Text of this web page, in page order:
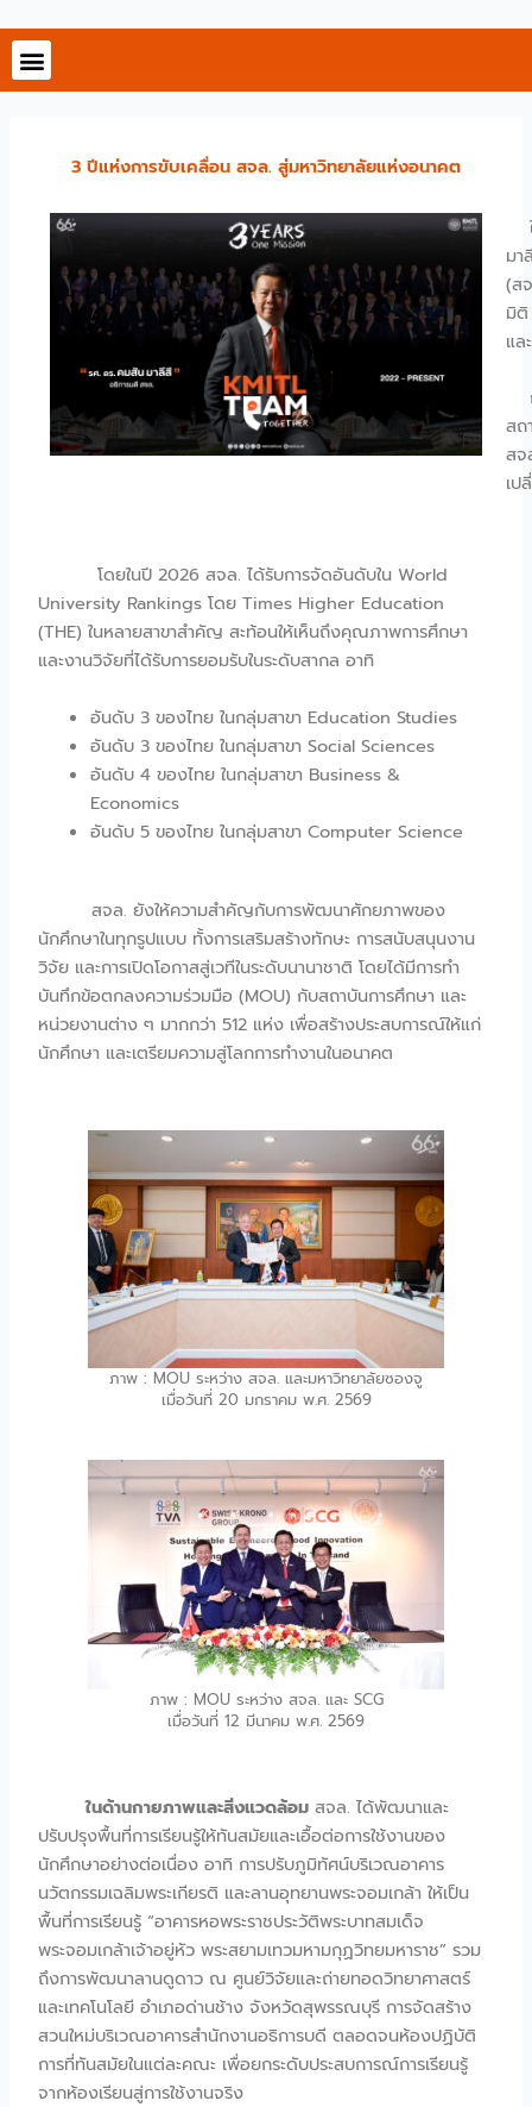
to
content
3 ปีแห่งการขับเคลื่อน สจล. สู่มหาวิทยาลัยแห่งอนาคต
มา
(ส
มิติ
แล
สถ
สจ
เป
โดยในปี 2026 สจล. ได้รับการจัดอันดับใน World
University Rankings โดย Times Higher Education
(THE) ในหลายสาขาสำคัญ สะท้อนให้เห็นถึงคุณภาพการศึกษา
และงานวิจัยที่ได้รับการยอมรับในระดับสากล อาทิ
อันดับ 3 ของไทย ในกลุ่มสาขา Education Studies
อันดับ 3 ของไทย ในกลุ่มสาขา Social Sciences
อันดับ 4 ของไทย ในกลุ่มสาขา Business &
Economics
อันดับ 5 ของไทย ในกลุ่มสาขา Computer Science
สจล. ยังให้ความสำคัญกับการพัฒนาศักยภาพของ
นักศึกษาในทุกรูปแบบ ทั้งการเสริมสร้างทักษะ การสนับสนุนงาน
วิจัย และการเปิดโอกาสสู่เวทีในระดับนานาชาติ โดยได้มีการทำ
บันทึกข้อตกลงความร่วมมือ (MOU) กับสถาบันการศึกษา และ
หน่วยงานต่าง ๆ มากกว่า 512 แห่ง เพื่อสร้างประสบการณ์ให้แก่
นักศึกษา และเตรียมความสู่โลกการทำงานในอนาคต
ภาพ : MOU ระหว่าง สจล. และมหาวิทยาลัยซองจู
เมื่อวันที่ 20 มกราคม พ.ศ. 2569
ภาพ : MOU ระหว่าง สจล. และ SCG
เมื่อวันที่ 12 มีนาคม พ.ศ. 2569
ในด้านกายภาพและสิ่งแวดล้อม สจล. ได้พัฒนาและ
ปรับปรุงพื้นที่การเรียนรู้ให้ทันสมัยและเอื้อต่อการใช้งานของ
นักศึกษาอย่างต่อเนื่อง อาทิ การปรับภูมิทัศน์บริเวณอาคาร
นวัตกรรมเฉลิมพระเกียรติ และลานอุทยานพระจอมเกล้า ให้เป็น
พื้นที่การเรียนรู้ “อาคารหอพระราชประวัติพระบาทสมเด็จ
พระจอมเกล้าเจ้าอยู่หัว พระสยามเทวมหามกุฏวิทยมหาราช” รวม
ถึงการพัฒนาลานดูดาว ณ ศูนย์วิจัยและถ่ายทอดวิทยาศาสตร์
และเทคโนโลยี อำเภอด่านช้าง จังหวัดสุพรรณบุรี การจัดสร้าง
สวนใหม่บริเวณอาคารสำนักงานอธิการบดี ตลอดจนห้องปฏิบัติ
การที่ทันสมัยในแต่ละคณะ เพื่อยกระดับประสบการณ์การเรียนรู้
จากห้องเรียนสู่การใช้งานจริง